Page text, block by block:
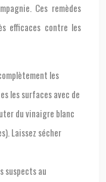
Ces remèdes
efficaces contre les
les
les surfaces avec de
du vinaigre blanc
Laissez sécher
suspects au